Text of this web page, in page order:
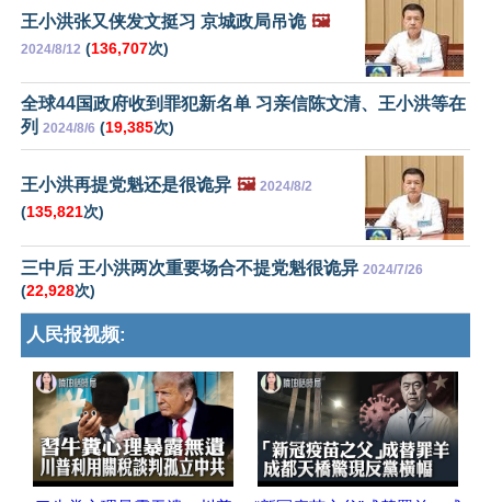
王小洪张又侠发文挺习 京城政局吊诡 🖼️
2024/8/12 (136,707次)
全球44国政府收到罪犯新名单 习亲信陈文清、王小洪等在
列 2024/8/6 (19,385次)
王小洪再提党魁还是很诡异 🖼️ 2024/8/2
(135,821次)
三中后 王小洪两次重要场合不提党魁很诡异 2024/7/26
(22,928次)
人民报视频: